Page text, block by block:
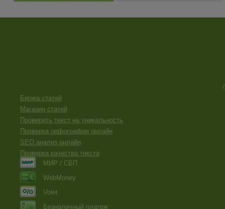
Биржа статей
Магазин статей
Проверить текст на уникальность
Проверка орфографии онлайн
SEO анализ онлайн
Проверка качества текста
МИР / СБП
WebMoney
Volet
Безналичный платеж